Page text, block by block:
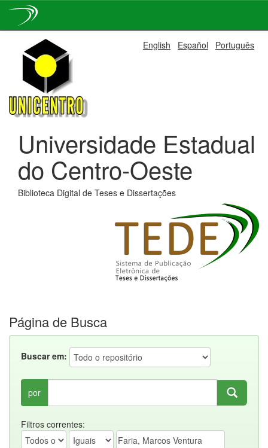
navigation
English Español Português
Universidade Estadual
do Centro-Oeste
Biblioteca Digital de Teses e Dissertações
Página de Busca
Buscar em:
por
Filtros correntes: